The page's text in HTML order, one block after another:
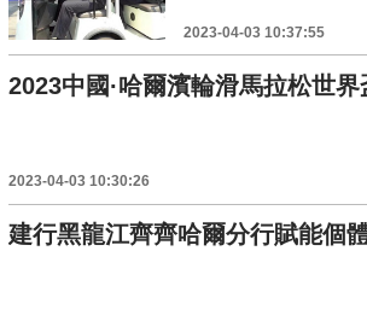
2023-04-03 10:37:55
2023中國·哈爾濱輪滑馬拉松世
2023-04-03 10:30:26
建行黑龍江齊齊哈爾分行賦能個